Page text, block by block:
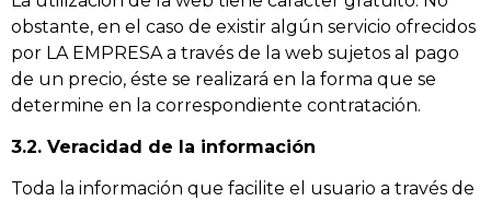
obstante, en el caso de existir algún servicio ofrecidos
por LA EMPRESA a través de la web sujetos al pago
de un precio, éste se realizará en la forma que se
determine en la correspondiente contratación.
3.2. Veracidad de la información
Toda la información que facilite el usuario a través de